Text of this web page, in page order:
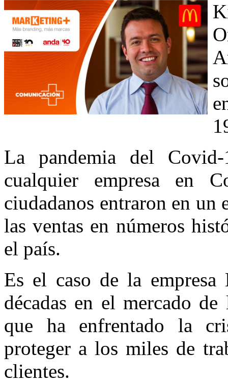
La pandemia del
cualquier empresa en
ciudadanos entraron en un
las ventas en números
el país.
Es el caso de la
décadas en el mercado
que ha enfrentado la
proteger a los miles de
clientes.